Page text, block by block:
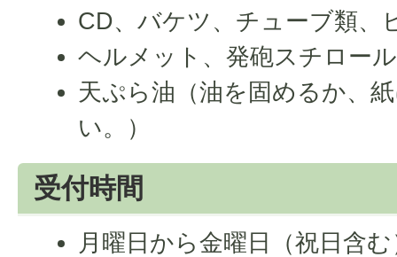
CD、バケツ、チューブ類、
ヘルメット、発砲スチロール
天ぷら油（油を固めるか、
い。）
受付時間
月曜日から金曜日（祝日含